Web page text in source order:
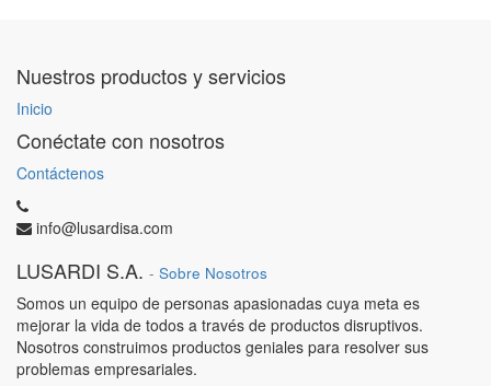
Nuestros productos y servicios
Inicio
Conéctate con nosotros
Contáctenos
info@lusardisa.com
LUSARDI S.A. - Sobre Nosotros
Somos un equipo de personas apasionadas cuya meta es
mejorar la vida de todos a través de productos disruptivos.
Nosotros construimos productos geniales para resolver sus
problemas empresariales.